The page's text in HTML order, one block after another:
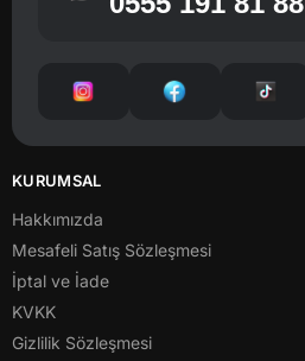
KURUMSAL
Hakkımızda
Mesafeli Satış Sözleşmesi
İptal ve İade
KVKK
Gizlilik Sözleşmesi